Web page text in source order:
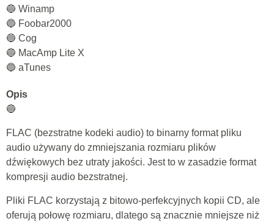
🔵 Winamp
🔵 Foobar2000
🔵 Cog
🔵 MacAmp Lite X
🔵 aTunes
Opis
🔵
FLAC (bezstratne kodeki audio) to binarny format pliku
audio używany do zmniejszania rozmiaru plików
dźwiękowych bez utraty jakości. Jest to w zasadzie format
kompresji audio bezstratnej.
Pliki FLAC korzystają z bitowo-perfekcyjnych kopii CD, ale
oferują połowę rozmiaru, dlatego są znacznie mniejsze niż